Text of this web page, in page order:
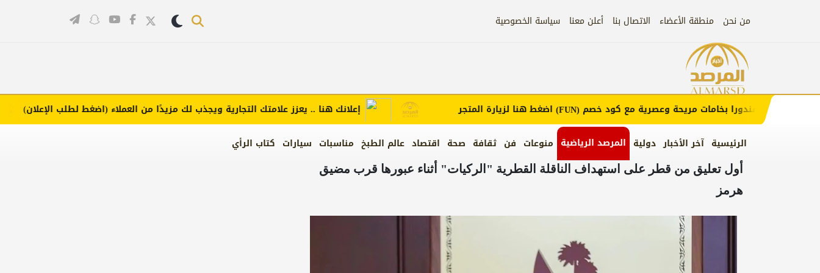
من نحن منطقة الأعضاء الاتصال بنا أعلن معنا سياسة الخصوصية
الرئيسية آخر الأخبار دولية المرصد الرياضية منوعات فن ثقافة صحة اقتصاد عالم الطبخ مناسبات سيارات كتاب الرأي
إعلانك هنا .. يعزز علامتك التجارية ويجذب لك مزيدًا من العملاء (اضغط لطلب الإعلان) مفارش فندورا بخامات مريحة وعصرية مع كود خصم(FUN)اضغط هنا لزيارة المتجر
أول تعليق من قطر على استهداف الناقلة القطرية "الركيات" أثناء عبورها قرب مضيق
هرمز